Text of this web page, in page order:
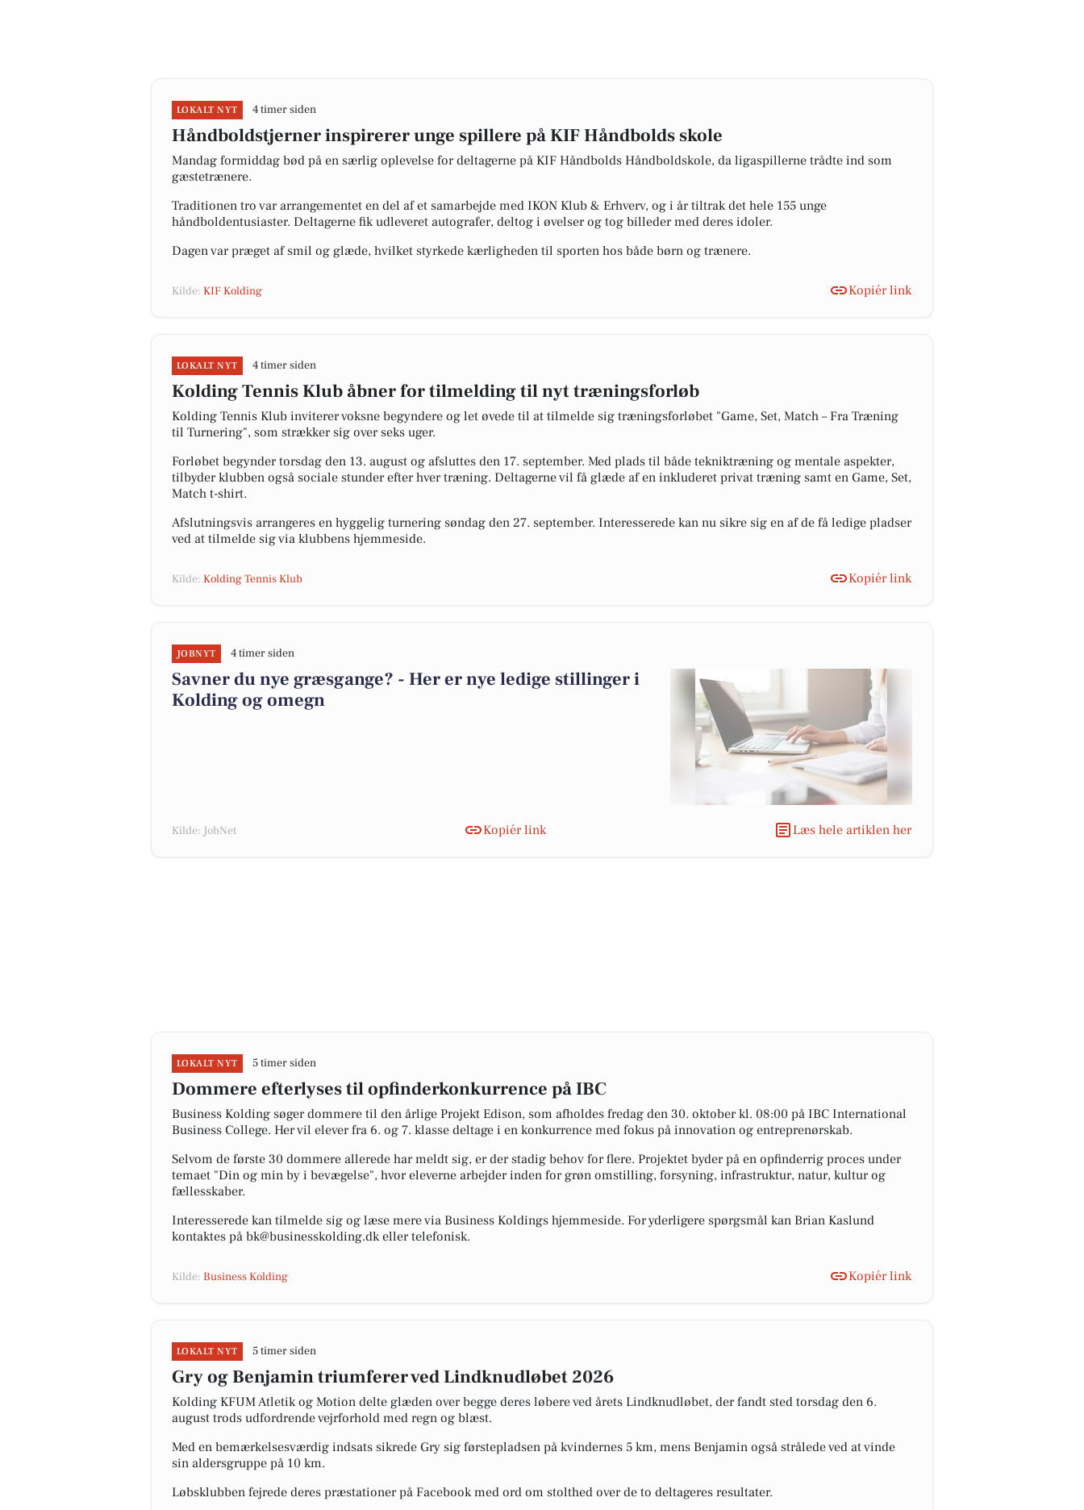
LOKALT NYT 4 timer siden
Håndboldstjerner inspirerer unge spillere på KIF Håndbolds skole
Mandag formiddag bød på en særlig oplevelse for deltagerne på KIF Håndbolds Håndboldskole, da ligaspillerne trådte ind som
gæstetrænere.
Traditionen tro var arrangementet en del af et samarbejde med IKON Klub & Erhverv, og i år tiltrak det hele 155 unge
håndboldentusiaster. Deltagerne fik udleveret autografer, deltog i øvelser og tog billeder med deres idoler.
Dagen var præget af smil og glæde, hvilket styrkede kærligheden til sporten hos både børn og trænere.
Kilde: KIF Kolding Kopiér link
LOKALT NYT 4 timer siden
Kolding Tennis Klub åbner for tilmelding til nyt træningsforløb
Kolding Tennis Klub inviterer voksne begyndere og let øvede til at tilmelde sig træningsforløbet "Game, Set, Match – Fra Træning
til Turnering", som strækker sig over seks uger.
Forløbet begynder torsdag den 13. august og afsluttes den 17. september. Med plads til både tekniktræning og mentale aspekter,
tilbyder klubben også sociale stunder efter hver træning. Deltagerne vil få glæde af en inkluderet privat træning samt en Game, Set,
Match t-shirt.
Afslutningsvis arrangeres en hyggelig turnering søndag den 27. september. Interesserede kan nu sikre sig en af de få ledige pladser
ved at tilmelde sig via klubbens hjemmeside.
Kilde: Kolding Tennis Klub Kopiér link
JOBNYT 4 timer siden
Savner du nye græsgange? - Her er nye ledige stillinger i
Kolding og omegn
Kilde: JobNet Kopiér link Læs hele artiklen her
LOKALT NYT 5 timer siden
Dommere efterlyses til opfinderkonkurrence på IBC
Business Kolding søger dommere til den årlige Projekt Edison, som afholdes fredag den 30. oktober kl. 08:00 på IBC International
Business College. Her vil elever fra 6. og 7. klasse deltage i en konkurrence med fokus på innovation og entreprenørskab.
Selvom de første 30 dommere allerede har meldt sig, er der stadig behov for flere. Projektet byder på en opfinderrig proces under
temaet "Din og min by i bevægelse", hvor eleverne arbejder inden for grøn omstilling, forsyning, infrastruktur, natur, kultur og
fællesskaber.
Interesserede kan tilmelde sig og læse mere via Business Koldings hjemmeside. For yderligere spørgsmål kan Brian Kaslund
kontaktes på bk@businesskolding.dk eller telefonisk.
Kilde: Business Kolding Kopiér link
LOKALT NYT 5 timer siden
Gry og Benjamin triumferer ved Lindknudløbet 2026
Kolding KFUM Atletik og Motion delte glæden over begge deres løbere ved årets Lindknudløbet, der fandt sted torsdag den 6.
august trods udfordrende vejrforhold med regn og blæst.
Med en bemærkelsesværdig indsats sikrede Gry sig førstepladsen på kvindernes 5 km, mens Benjamin også strålede ved at vinde
sin aldersgruppe på 10 km.
Løbsklubben fejrede deres præstationer på Facebook med ord om stolthed over de to deltageres resultater.